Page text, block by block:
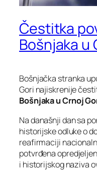
Čestitka
Bošnjaka u
Bošnjačka stranka
Gori najiskrenije
Bošnjaka u Crnoj
Na današnji dan sa
historijske odluke o
reafirmaciji
potvrđena
i historijskog naziva